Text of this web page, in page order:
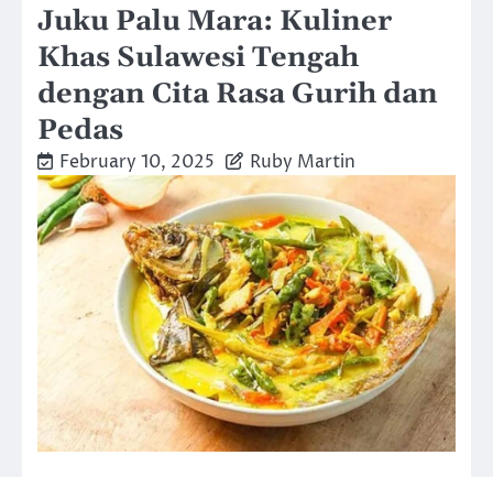
Juku Palu Mara: Kuliner
Khas Sulawesi Tengah
dengan Cita Rasa Gurih dan
Pedas
February 10, 2025 Ruby Martin